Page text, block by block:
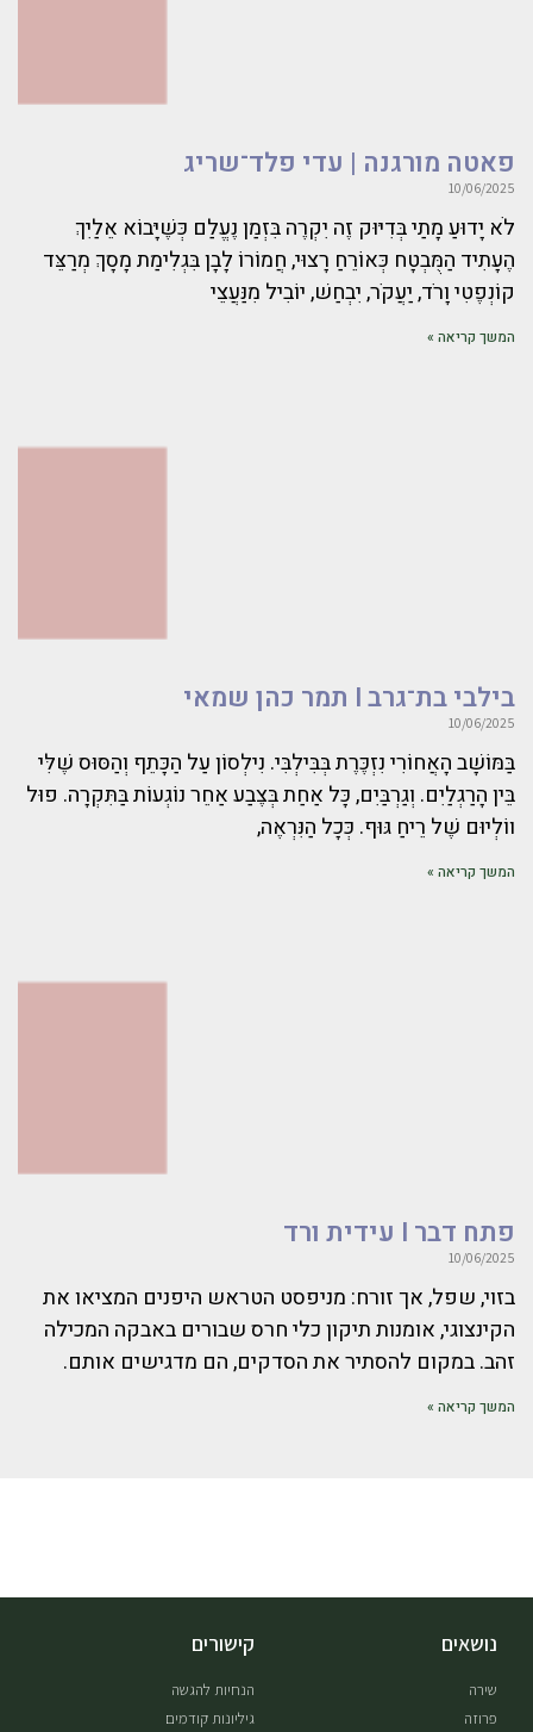
פאטה מורגנה | עדי פלד־שריג
10/06/2025
לֹא יָדוּעַ מָתַי בְּדִיּוּק זֶה יִקְרֶה בִּזְמַן נֶעֱלַם כְּשֶׁיָּבוֹא אֵלַיִךְ
הֶעָתִיד הַמֻּבְטָח כְּאוֹרֵחַ רָצוּי, חֲמוֹרוֹ לָבָן בִּגְלִימַת מָסָךְ מְרַצֵּד
קוֹנְפֶטִי וָרֹד, יַעֲקֹר, יִבְחַשׁ, יוֹבִיל מִנַּעֲצֵי
המשך קריאה »
בילבי בת־גרב I תמר כהן שמאי
10/06/2025
בַּמּוֹשָׁב הָאֲחוֹרִי נִזְכֶּרֶת בְּבִּילְבִּי. נִילְסוֹן עַל הַכָּתֵף וְהַסּוּס שֶׁלִּי
בֵּין הָרַגְלַיִם. וְגַרְבַּיִם, כָּל אַחַת בְּצֶבַע אַחֵר נוֹגְעוֹת בַּתִּקְרָה. פוּל
ווֹלְיוּם שֶׁל רֵיחַ גּוּף. כְּכָל הַנִּרְאֶה,
המשך קריאה »
פתח דבר I עידית ורד
10/06/2025
בזוי, שפל, אך זורח: מניפסט הטראש היפנים המציאו את
הקינצוגי, אומנות תיקון כלי חרס שבורים באבקה המכילה
זהב. במקום להסתיר את הסדקים, הם מדגישים אותם.
המשך קריאה »
נושאים
שירה
פרוזה
קישורים
הנחיות להגשה
גיליונות קודמים